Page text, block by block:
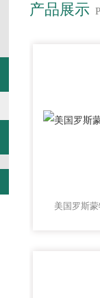
产品展示
美国罗斯